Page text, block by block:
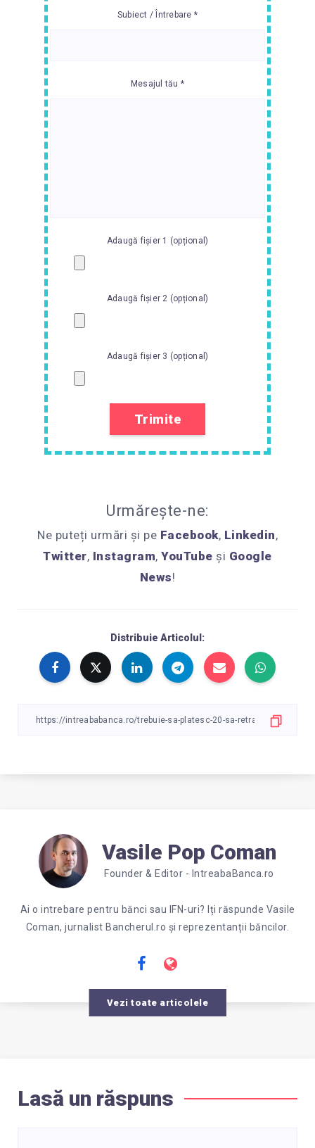
Subiect / Întrebare *
Mesajul tău *
Adaugă fișier 1 (opțional)
Adaugă fișier 2 (opțional)
Adaugă fișier 3 (opțional)
Urmărește-ne:
Ne puteți urmări și pe Facebook, Linkedin,
Twitter, Instagram,YouTube și Google
News!
Distribuie Articolul:
Vasile Pop Coman
Founder & Editor - IntreabaBanca.ro
Ai o intrebare pentru bănci sau IFN-uri? Iți răspunde Vasile
Coman, jurnalist Bancherul.ro și reprezentanții băncilor.
Vezi toate articolele
Lasă un răspuns